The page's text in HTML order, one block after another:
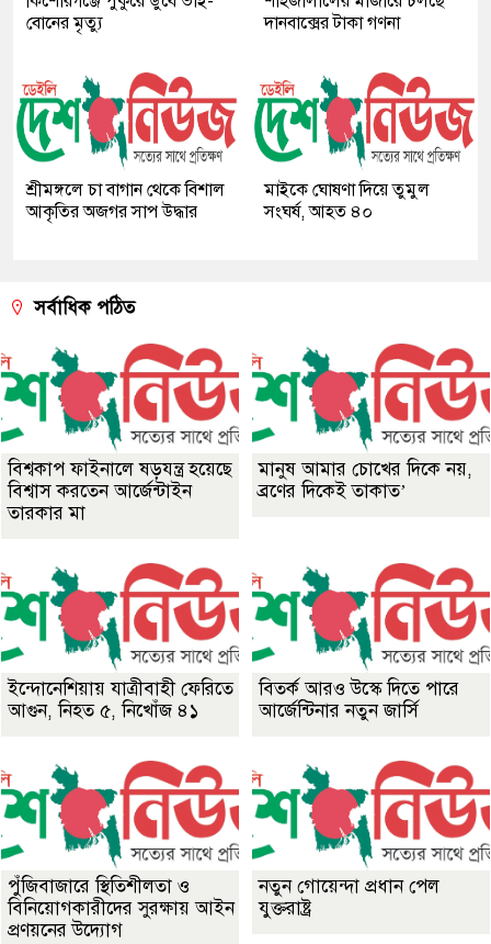
বোনের মৃত্যু
দানবাক্সের টাকা গণনা
শ্রীমঙ্গলে চা বাগান থেকে বিশাল
আকৃতির অজগর সাপ উদ্ধার
মাইকে ঘোষণা দিয়ে তুমুল
সংঘর্ষ, আহত ৪০
সর্বাধিক পঠিত
বিশ্বকাপ ফাইনালে ষড়যন্ত্র হয়েছে
বিশ্বাস করতেন আর্জেন্টাইন
তারকার মা
মানুষ আমার চোখের দিকে নয়,
ব্রণের দিকেই তাকাত’
ইন্দোনেশিয়ায় যাত্রীবাহী ফেরিতে
আগুন, নিহত ৫, নিখোঁজ ৪১
বিতর্ক আরও উস্কে দিতে পারে
আর্জেন্টিনার নতুন জার্সি
পুঁজিবাজারে স্থিতিশীলতা ও
বিনিয়োগকারীদের সুরক্ষায় আইন
প্রণয়নের উদ্যোগ
নতুন গোয়েন্দা প্রধান পেল
যুক্তরাষ্ট্র